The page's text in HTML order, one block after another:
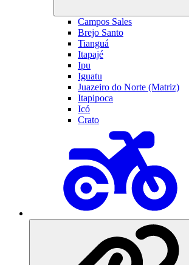
Campos Sales
Brejo Santo
Tianguá
Itapajé
Ipu
Iguatu
Juazeiro do Norte (Matriz)
Itapipoca
Icó
Crato